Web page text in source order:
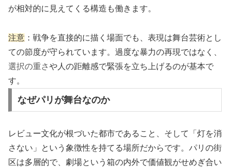
が相対的に見えてくる構造も働きます。
注意 ：戦争を直接的に描く場面でも、表現は舞台芸術とし
ての節度が守られています。過度な暴力の再現ではなく、
選択の重さや人の距離感で緊張を立ち上げるのが基本で
す。
なぜパリが舞台なのか
レビュー文化が根づいた都市であること、そして「灯を消
さない」という象徴性を持てる場所だからです。パリの街
区は多層的で、劇場という箱の内外で価値観がせめぎ合い